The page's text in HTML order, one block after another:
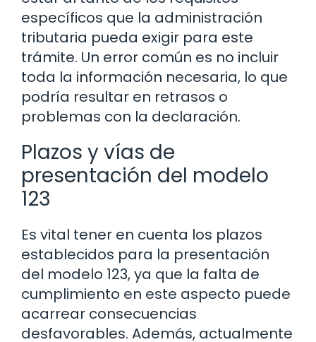
específicos que la administración
tributaria pueda exigir para este
trámite. Un error común es no incluir
toda la información necesaria, lo que
podría resultar en retrasos o
problemas con la declaración.
Plazos y vías de
presentación del modelo
123
Es vital tener en cuenta los plazos
establecidos para la presentación
del modelo 123, ya que la falta de
cumplimiento en este aspecto puede
acarrear consecuencias
desfavorables. Además, actualmente